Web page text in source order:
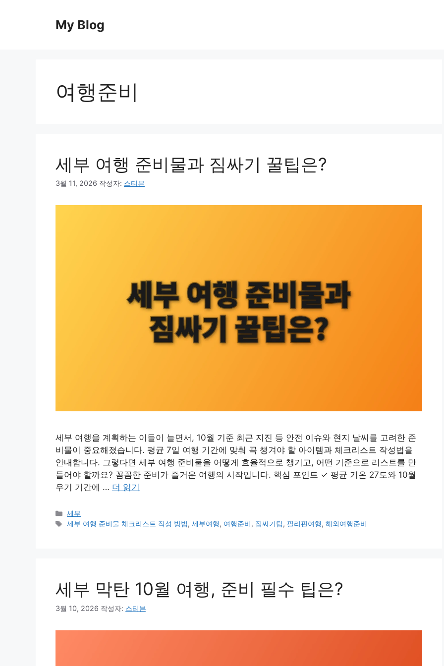
My Blog
여행준비
세부 여행 준비물과 짐싸기 꿀팁은?
3월 11, 2026 작성자: 스티븐
세부 여행을 계획하는 이들이 늘면서, 10월 기준 최근 지진 등 안전 이슈와 현지 날씨를 고려한 준
비물이 중요해졌습니다. 평균 7일 여행 기간에 맞춰 꼭 챙겨야 할 아이템과 체크리스트 작성법을
안내합니다. 그렇다면 세부 여행 준비물을 어떻게 효율적으로 챙기고, 어떤 기준으로 리스트를 만
들어야 할까요? 꼼꼼한 준비가 즐거운 여행의 시작입니다. 핵심 포인트 ✓ 평균 기온 27도와 10월
우기 기간에 … 더 읽기
카
테
세부
태
세부 여행 준비물 체크리스트 작성 방법,세부여행, 여행준비, 짐싸기팁, 필리핀여행,해외여행준비
세부 막탄 10월 여행, 준비 필수 팁은?
3월 10, 2026 작성자: 스티븐